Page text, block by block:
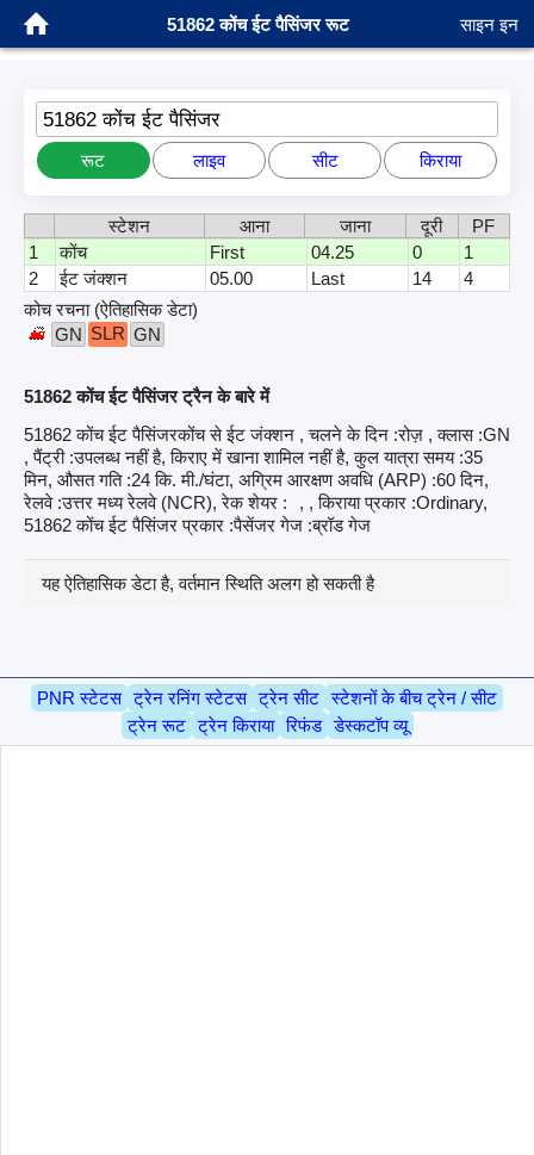
51862 कोंच ईट पैसिंजर रूट साइन इन
51862 कोंच ईट पैसिंजर
रूट लाइव सीट किराया
स्टेशन आना जाना दूरी
PF
1
कोंच First 04.25 0
1
2
ईट जंक्शन 05.00 Last 14
4
कोच रचना (ऐतिहासिक डेटा)
GN SLR GN
51862 कोंच ईट पैसिंजर ट्रैन के बारे में
51862 कोंच ईट पैसिंजरकोंच से ईट जंक्शन , चलने के दिन :रोज़ , क्लास :GN
, पैंट्री :उपलब्ध नहीं है, किराए में खाना शामिल नहीं है, कुल यात्रा समय :35
मिन, औसत गति :24 कि. मी./घंटा, अग्रिम आरक्षण अवधि (ARP) :60 दिन,
रेलवे :उत्तर मध्य रेलवे (NCR), रेक शेयर :
, , किराया प्रकार :Ordinary,
51862 कोंच ईट पैसिंजर प्रकार :पैसेंजर गेज :ब्रॉड गेज
यह ऐतिहासिक डेटा है, वर्तमान स्थिति अलग हो सकती है
PNR स्टेटस ट्रेन रनिंग स्टेटस ट्रेन सीट स्टेशनों के बीच ट्रेन / सीट
ट्रेन रूट ट्रेन किराया रिफंड डेस्कटॉप व्यू